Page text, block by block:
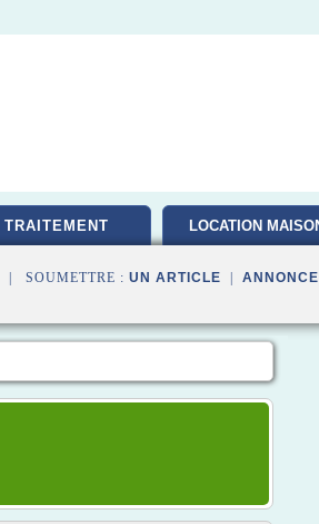
TRAITEMENT LOCATION
| SOUMETTRE : UN ARTICLE